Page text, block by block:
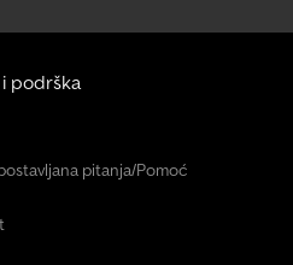
podrška
pitanja/Pomoć